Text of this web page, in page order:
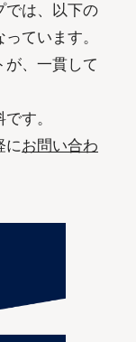
では、以下の
ています。
が、一貫して
す。
にお問い合わ